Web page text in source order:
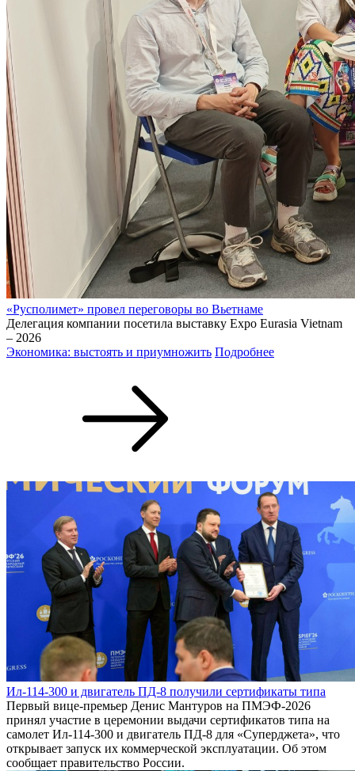
«Русполимет» провел переговоры во Вьетнаме
Делегация компании посетила выставку Expo Eurasia Vietnam
– 2026
Экономика: выстоять и приумножить Подробнее
Ил-114-300 и двигатель ПД-8 получили сертификаты типа
Первый вице-премьер Денис Мантуров на ПМЭФ-2026
принял участие в церемонии выдачи сертификатов типа на
самолет Ил-114-300 и двигатель ПД-8 для «Суперджета», что
открывает запуск их коммерческой эксплуатации. Об этом
сообщает правительство России.